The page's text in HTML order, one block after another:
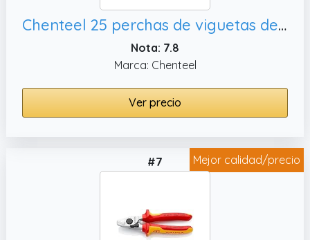
Chenteel 25 perchas de viguetas de 2 x 8, ideales para cubiertas de piso y vigas de techo
Nota: 7.8
Marca: Chenteel
Ver precio
Mejor calidad/precio
#7